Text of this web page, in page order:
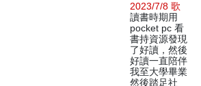
2023/7/8 歌
讀書時期用
pocket pc 看
書持資源發現
了好讀，然後
好讀一直陪伴
我至大學畢業
然後踏足社